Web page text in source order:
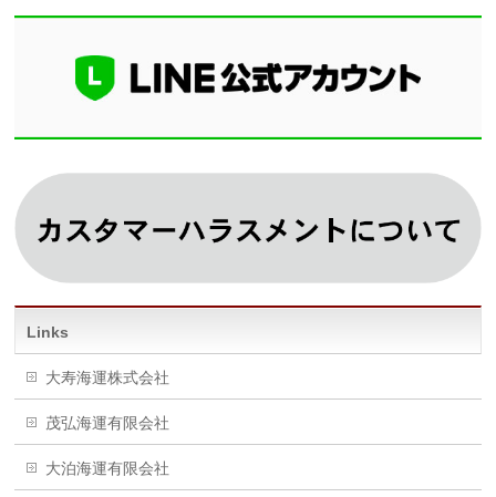
Links
大寿海運株式会社
茂弘海運有限会社
大泊海運有限会社